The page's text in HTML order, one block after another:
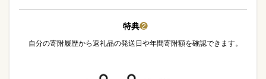
特典❷
自分の寄附履歴から返礼品の発送日や年間寄附額を確認できます。